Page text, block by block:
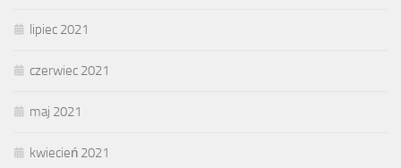
lipiec 2021
czerwiec 2021
maj 2021
kwiecień 2021